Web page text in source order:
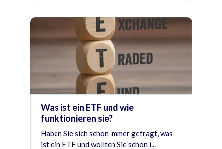
Was ist ein ETF und wie
funktionieren sie?
Haben Sie sich schon immer gefragt, was
ist ein ETF und wollten Sie schon i...